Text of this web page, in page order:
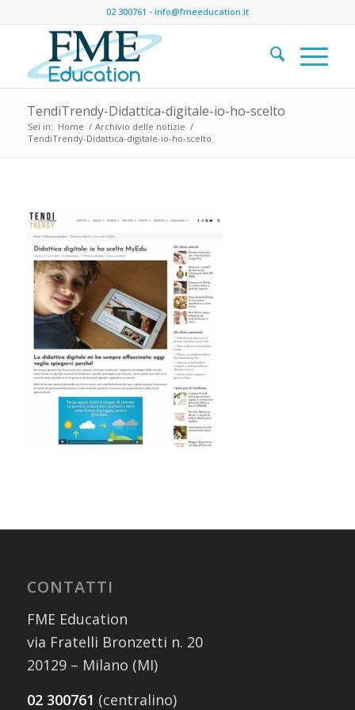
02 300761 - info@fmeeducation.it
TendiTrendy-Didattica-digitale-io-ho-scelto
Sei in: Home / Archivio delle notizie /
TendiTrendy-Didattica-digitale-io-ho-scelto
CONTATTI
FME Education
via Fratelli Bronzetti n. 20
20129 – Milano (MI)
02 300761 (centralino)